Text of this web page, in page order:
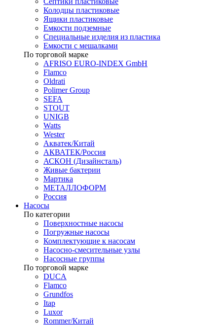
Колодцы пластиковые
Ящики пластиковые
Емкости подземные
Специальные изделия из пластика
Емкости с мешалками
По торговой марке
AFRISO EURO-INDEX GmbH
Flamco
Oldrati
Polimer Group
SEFA
STOUT
UNIGB
Watts
Wester
Акватек/Китай
АКВАТЕК/Россия
АСКОН (Дизайнсталь)
Живые бактерии
Мартика
МЕТАЛЛОФОРМ
Россия
Насосы
По категории
Поверхностные насосы
Погружные насосы
Комплектующие к насосам
Насосно-смесительные узлы
Насосные группы
По торговой марке
DUCA
Flamco
Grundfos
Itap
Luxor
Rommer/Китай